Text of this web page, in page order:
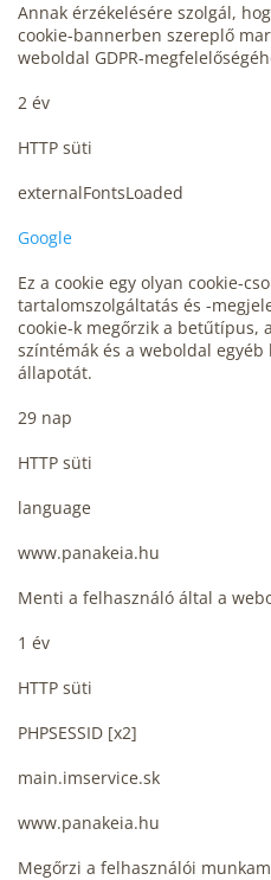
Annak érzékelésére szolgál,
cookie-bannerben szereplő
weboldal GDPR-
2 év
HTTP süti
externalFontsLoaded
Google
Ez a cookie egy olyan cookie-
tartalomszolgáltatás és -
cookie-k megőrzik a betűtípus,
színtémák és a weboldal
állapotát.
29 nap
HTTP süti
language
www.panakeia.hu
Menti a felhasználó által a
1 év
HTTP süti
PHPSESSID [x2]
main.imservice.sk
www.panakeia.hu
Megőrzi a felhasználói